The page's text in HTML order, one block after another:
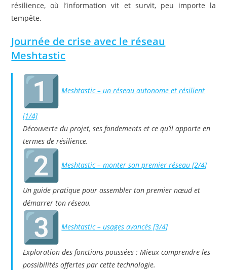
résilience, où l’information vit et survit, peu importe la
tempête.
Journée de crise avec le réseau
Meshtastic
Meshtastic – un réseau autonome et résilient
[1/4]
Découverte du projet, ses fondements et ce qu’il apporte en
termes de résilience.
Meshtastic – monter son premier réseau [2/4]
Un guide pratique pour assembler ton premier nœud et
démarrer ton réseau.
Meshtastic – usages avancés [3/4]
Exploration des fonctions poussées : Mieux comprendre les
possibilités offertes par cette technologie.